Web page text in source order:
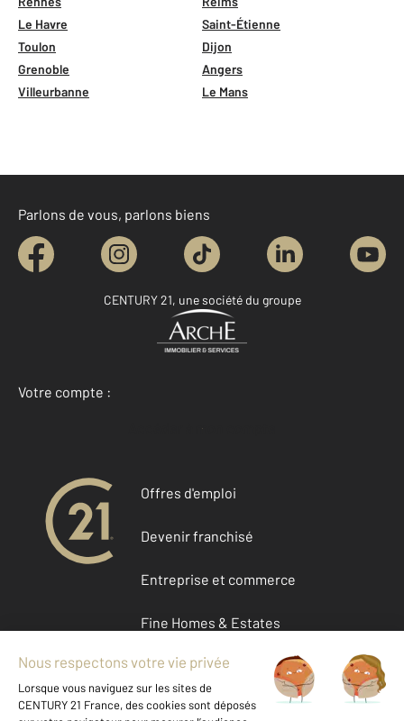
Le Havre
Saint-Étienne
Toulon
Dijon
Grenoble
Angers
Villeurbanne
Le Mans
Parlons de vous, parlons biens
CENTURY 21, une société du groupe
Votre compte :
Accéder à mon compte
Offres d'emploi
Devenir franchisé
Entreprise et commerce
Fine Homes & Estates
À propos de CENTURY 21
International